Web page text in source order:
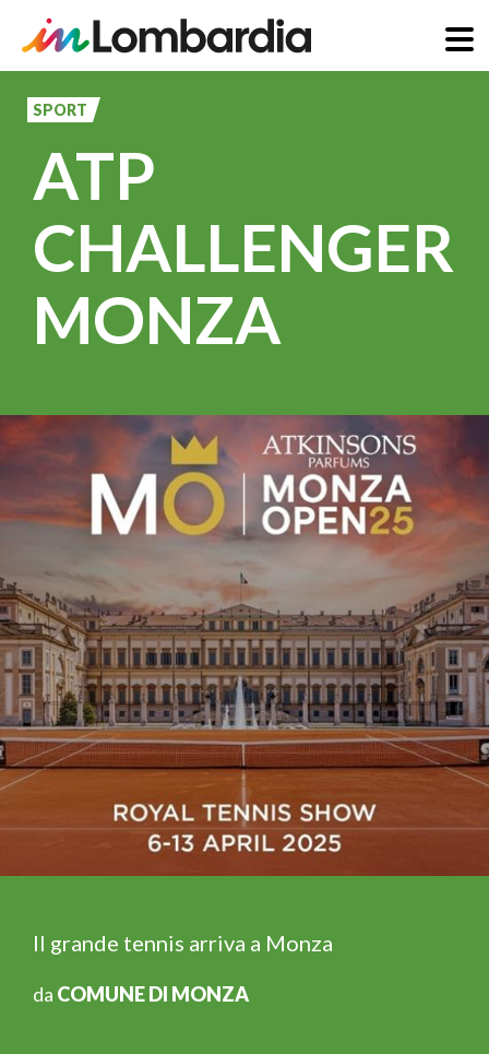
principale
SPORT
ATP
CHALLENGER
MONZA
Il grande tennis arriva a Monza
da COMUNE DI MONZA